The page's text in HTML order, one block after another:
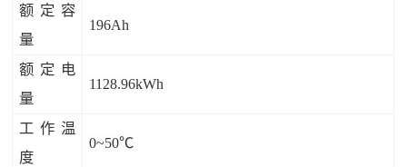
额定容
量
196Ah
额定电
量
1128.96kWh
工作温
度
0~50℃